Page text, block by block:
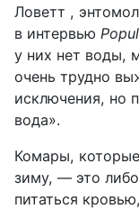
Ловетт ,
в интервью
у них нет воды,
очень трудно
исключения, но
вода».
Комары,
зиму, — это
питаться